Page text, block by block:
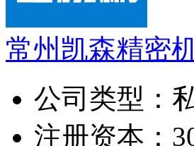
常州凯森精密
公司类型：
注册资本：